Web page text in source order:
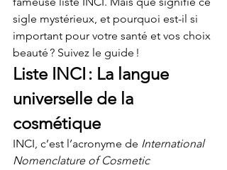
sigle mystérieux, et pourquoi est-il si
important pour votre santé et vos choix
beauté ? Suivez le guide !
Liste INCI : La langue
universelle de la
cosmétique
INCI, c’est l’acronyme de International
Nomenclature of Cosmetic